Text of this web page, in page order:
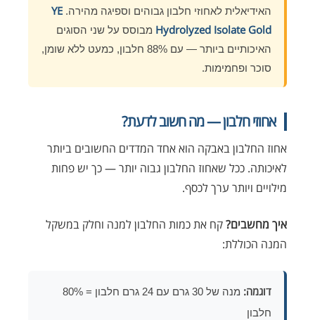
האידיאלית לאחוזי חלבון גבוהים וספיגה מהירה. YE
Hydrolyzed Isolate Gold מבוסס על שני הסוגים
האיכותיים ביותר — עם 88% חלבון, כמעט ללא שומן,
סוכר ופחמימות.
אחוזי חלבון — מה חשוב לדעת?
אחוז החלבון באבקה הוא אחד המדדים החשובים ביותר
לאיכותה. ככל שאחוז החלבון גבוה יותר — כך יש פחות
מילויים ויותר ערך לכסף.
איך מחשבים?קח את כמות החלבון למנה וחלק במשקל
המנה הכוללת:
דוגמה:
מנה של 30 גרם עם 24 גרם חלבון = 80%
חלבון